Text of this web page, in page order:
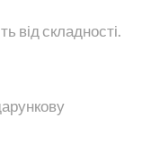
від складності.